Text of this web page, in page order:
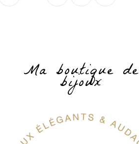
Ma boutique de
bijoux